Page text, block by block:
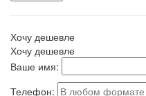
Хочу дешевле
Хочу дешевле
Ваше имя:
Телефон: